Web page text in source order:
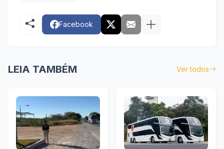
Facebook
LEIA TAMBÉM Ver todos